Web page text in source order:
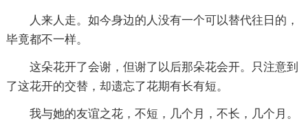
人来人走。如今身边的人没有一个可以替代往日的，
毕竟都不一样。
这朵花开了会谢，但谢了以后那朵花会开。只注意到
了这花开的交替，却遗忘了花期有长有短。
我与她的友谊之花，不短，几个月，不长，几个月。